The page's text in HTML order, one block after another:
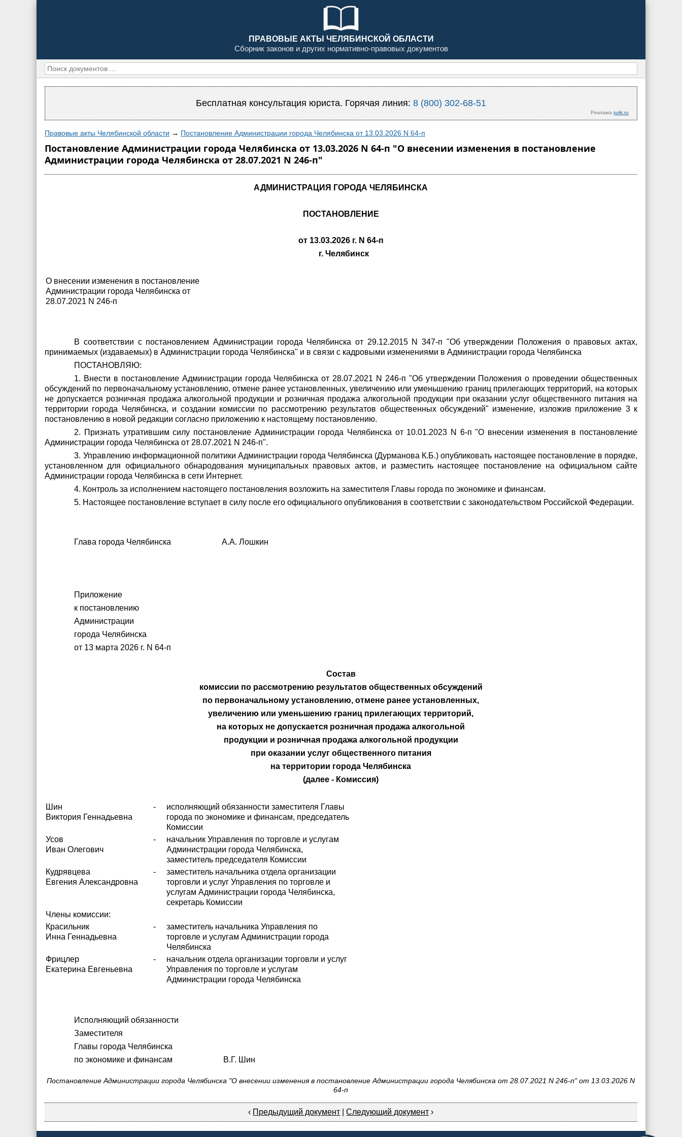
ПРАВОВЫЕ АКТЫ ЧЕЛЯБИНСКОЙ ОБЛАСТИ
Сборник законов и других нормативно-правовых документов
Бесплатная консультация юриста. Горячая линия: 8 (800) 302-68-51
Реклама jurik.ru
Правовые акты Челябинской области → Постановление Администрации города Челябинска от 13.03.2026 N 64-п
Постановление Администрации города Челябинска от 13.03.2026 N 64-п "О внесении изменения в постановление
Администрации города Челябинска от 28.07.2021 N 246-п"
АДМИНИСТРАЦИЯ ГОРОДА ЧЕЛЯБИНСКА
ПОСТАНОВЛЕНИЕ
от 13.03.2026 г. N 64-п
г. Челябинск
О внесении изменения в постановление
Администрации города Челябинска от
28.07.2021 N 246-п
В соответствии с постановлением Администрации города Челябинска от 29.12.2015 N 347-п "Об утверждении Положения о правовых актах,
принимаемых (издаваемых) в Администрации города Челябинска" и в связи с кадровыми изменениями в Администрации города Челябинска
ПОСТАНОВЛЯЮ:
1. Внести в постановление Администрации города Челябинска от 28.07.2021 N 246-п "Об утверждении Положения о проведении общественных
обсуждений по первоначальному установлению, отмене ранее установленных, увеличению или уменьшению границ прилегающих территорий, на которых
не допускается розничная продажа алкогольной продукции и розничная продажа алкогольной продукции при оказании услуг общественного питания на
территории города Челябинска, и создании комиссии по рассмотрению результатов общественных обсуждений" изменение, изложив приложение 3 к
постановлению в новой редакции согласно приложению к настоящему постановлению.
2. Признать утратившим силу постановление Администрации города Челябинска от 10.01.2023 N 6-п "О внесении изменения в постановление
Администрации города Челябинска от 28.07.2021 N 246-п".
3. Управлению информационной политики Администрации города Челябинска (Дурманова К.Б.) опубликовать настоящее постановление в порядке,
установленном для официального обнародования муниципальных правовых актов, и разместить настоящее постановление на официальном сайте
Администрации города Челябинска в сети Интернет.
4. Контроль за исполнением настоящего постановления возложить на заместителя Главы города по экономике и финансам.
5. Настоящее постановление вступает в силу после его официального опубликования в соответствии с законодательством Российской Федерации.
Глава города Челябинска А.А. Лошкин
Приложение
к постановлению
Администрации
города Челябинска
от 13 марта 2026 г. N 64-п
Состав
комиссии по рассмотрению результатов общественных обсуждений
по первоначальному установлению, отмене ранее установленных,
увеличению или уменьшению границ прилегающих территорий,
на которых не допускается розничная продажа алкогольной
продукции и розничная продажа алкогольной продукции
при оказании услуг общественного питания
на территории города Челябинска
(далее - Комиссия)
Шин
Виктория Геннадьевна
-
исполняющий обязанности заместителя Главы
города по экономике и финансам, председатель
Комиссии
Усов
Иван Олегович
-
начальник Управления по торговле и услугам
Администрации города Челябинска,
заместитель председателя Комиссии
Кудрявцева
Евгения Александровна
-
заместитель начальника отдела организации
торговли и услуг Управления по торговле и
услугам Администрации города Челябинска,
секретарь Комиссии
Члены комиссии:
Красильник
Инна Геннадьевна
-
заместитель начальника Управления по
торговле и услугам Администрации города
Челябинска
Фрицлер
Екатерина Евгеньевна
-
начальник отдела организации торговли и услуг
Управления по торговле и услугам
Администрации города Челябинска
Исполняющий обязанности
Заместителя
Главы города Челябинска
по экономике и финансам В.Г. Шин
Постановление Администрации города Челябинска "О внесении изменения в постановление Администрации города Челябинска от 28.07.2021 N 246-п" от 13.03.2026 N
64-п
‹ Предыдущий документ |Следующий документ ›